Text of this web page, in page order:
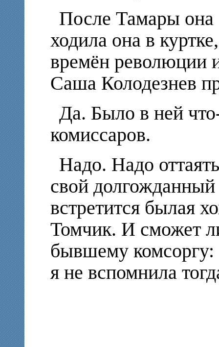
После Тамары она
ходила она в
времён революции
Саша Колодезнев
Да. Было в ней
комиссаров.
Надо. Надо
свой долгожданный
встретится былая
Томчик. И сможет
бывшему комсоргу:
я не вспомнила